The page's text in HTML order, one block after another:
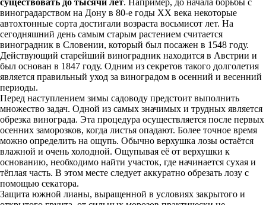
существовать до тысячи лет. Например, до начала борьбы с
виноградарством на Дону в 80-е годы XX века некоторые
автохтонные сорта достигали возраста восьмисот лет. На
сегодняшний день самым старым растением считается
виноградник в Словении, который был посажен в 1548 году.
Действующий старейший виноградник находится в Австрии и
был основан в 1847 году. Одним из секретов такого долголетия
является правильный уход за виноградом в осенний и весенний
периоды.
Перед наступлением зимы садоводу предстоит выполнить
множество задач. Одной из самых значимых и трудных является
обрезка винограда. Эта процедура осуществляется после первых
осенних заморозков, когда листья опадают. Более точное время
можно определить на ощупь. Обычно верхушка лозы остаётся
влажной и очень холодной. Ощупывая её от верхушки к
основанию, необходимо найти участок, где начинается сухая и
тёплая часть. В этом месте следует аккуратно обрезать лозу с
помощью секатора.
Защита южной лианы, выращенной в условиях закрытого и